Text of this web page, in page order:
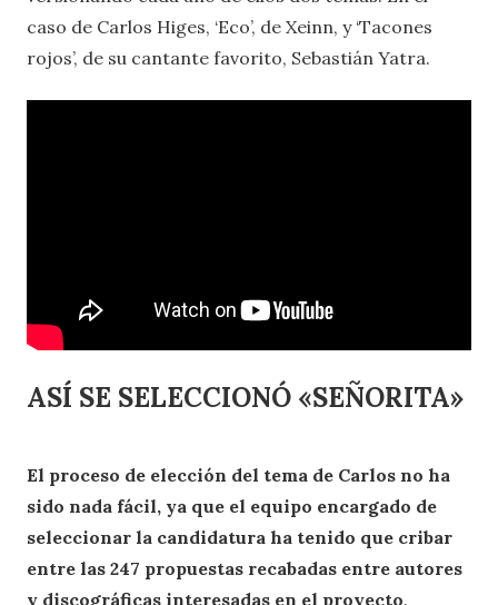
caso de Carlos Higes, ‘Eco’, de Xeinn, y ‘Tacones
rojos’, de su cantante favorito, Sebastián Yatra.
ASÍ SE SELECCIONÓ «SEÑORITA»
El proceso de elección del tema de Carlos no ha
sido nada fácil, ya que el equipo encargado de
seleccionar la candidatura ha tenido que cribar
entre las 247 propuestas recabadas entre autores
y discográficas interesadas en el proyecto.